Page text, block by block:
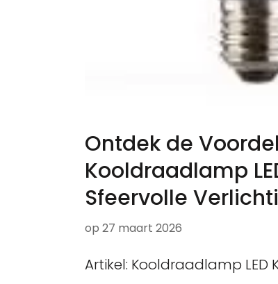
Ontdek de
Kooldraadlamp
Sfeervolle
op 27 maart 2026
Artikel: Kooldraadlamp LED